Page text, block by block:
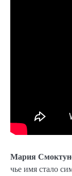
Мария
чье имя стало